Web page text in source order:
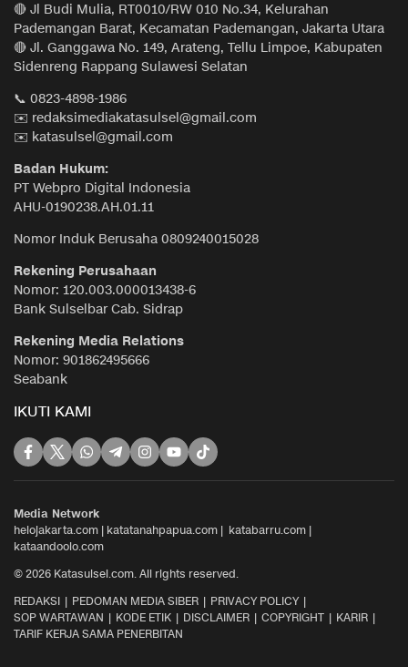
🔴 Jl Budi Mulia, RT0010/RW 010 No.34, Kelurahan
Pademangan Barat, Kecamatan Pademangan, Jakarta Utara
🔴 Jl. Ganggawa No. 149, Arateng, Tellu Limpoe, Kabupaten
Sidenreng Rappang Sulawesi Selatan
📞 0823-4898-1986
✉️ redaksimediakatasulsel@gmail.com
✉️ katasulsel@gmail.com
Badan Hukum:
PT Webpro Digital Indonesia
AHU-0190238.AH.01.11
Nomor Induk Berusaha 0809240015028
Rekening Perusahaan
Nomor: 120.003.000013438-6
Bank Sulselbar Cab. Sidrap
Rekening Media Relations
Nomor: 901862495666
Seabank
IKUTI KAMI
Media Network
helojakarta.com | katatanahpapua.com | katabarru.com |
kataandoolo.com
© 2026 Katasulsel.com. All rights reserved.
REDAKSI
PEDOMAN MEDIA SIBER
PRIVACY POLICY
SOP WARTAWAN
KODE ETIK DISCLAIMER COPYRIGHT
KARIR
TARIF KERJA SAMA PENERBITAN